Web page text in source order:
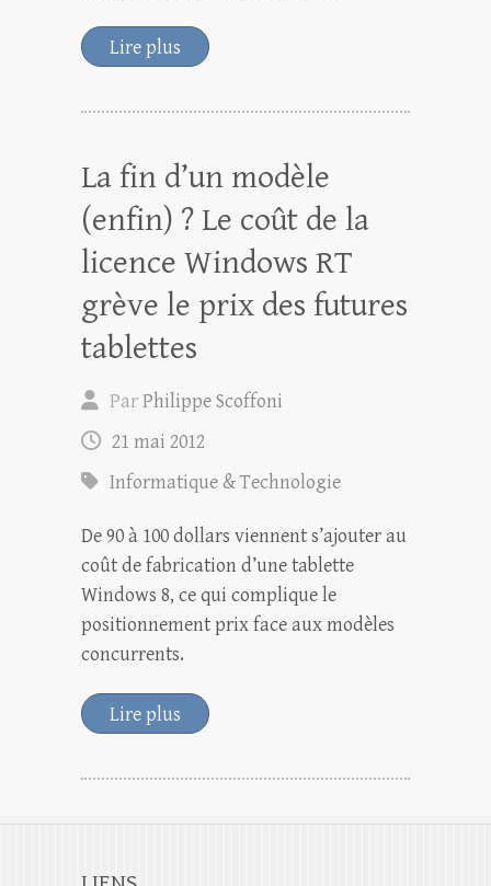
Lire plus
La fin d’un modèle
(enfin) ? Le coût de la
licence Windows RT
grève le prix des futures
tablettes
ParPhilippe Scoffoni
21 mai 2012
Informatique & Technologie
De 90 à 100 dollars viennent s’ajouter au
coût de fabrication d’une tablette
Windows 8, ce qui complique le
positionnement prix face aux modèles
concurrents.
Lire plus